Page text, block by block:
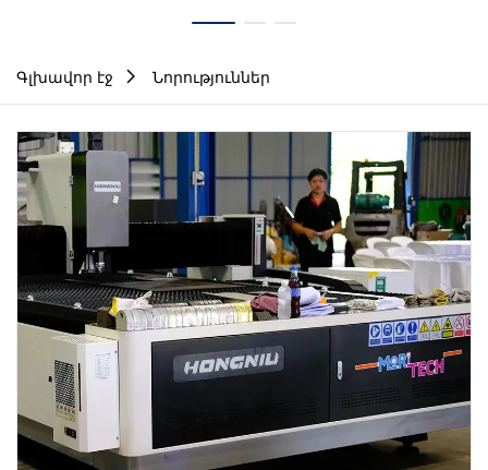
Գլխավոր էջ Նորություններ